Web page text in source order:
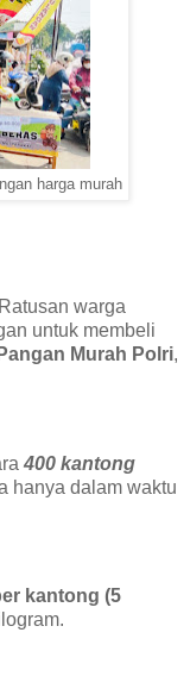
harga murah
warga
untuk membeli
Murah Polri,
400 kantong
hanya dalam waktu
kantong (5